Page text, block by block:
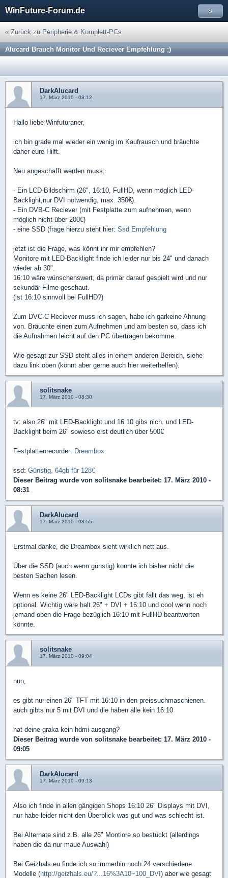
WinFuture-Forum.de »
« Zurück zu Peripherie & Komplett-PCs
Alucard Brauch Monitor Und Reciever Empfehlung ;)
DarkAlucard
17. März 2010 - 08:12
Hallo liebe Winfuturaner,
ich bin grade mal wieder ein wenig im Kaufrausch und bräuchte
daher eure Hilft.
Neu angeschafft werden muss:
- Ein LCD-Bildschirm (26", 16:10, FullHD, wenn möglich LED-
Backlight,nur DVI notwendig, max. 350€).
- Ein DVB-C Reciever (mit Festplatte zum aufnehmen, wenn
möglich nicht über 200€)
- eine SSD (frage hierzu steht hier: Ssd Empfehlung
jetzt ist die Frage, was könnt ihr mir empfehlen?
Monitore mit LED-Backlight finde ich leider nur bis 24" und danach
wieder ab 30".
16:10 wäre wünschenswert, da primär darauf gespielt wird und nur
sekundär Filme geschaut.
(ist 16:10 sinnvoll bei FullHD?)
Zum DVC-C Reciever muss ich sagen, habe ich garkeine Ahnung
von. Bräuchte einen zum Aufnehmen und am besten so, dass ich
die Aufnahmen leicht auf den PC übertragen bekomme.
Wie gesagt zur SSD steht alles in einem anderen Bereich, siehe
dazu link oben (könnt aber gerne auch hier weiterhelfen).
solitsnake
17. März 2010 - 08:30
tv: also 26" mit LED-Backlight und 16:10 gibs nich. und LED-
Backlight beim 26" sowieso erst deutlich über 500€
Festplattenrecorder: Dreambox
ssd: Günstig, 64gb für 128€
Dieser Beitrag wurde von solitsnake bearbeitet: 17. März 2010 -
08:31
DarkAlucard
17. März 2010 - 08:55
Erstmal danke, die Dreambox sieht wirklich nett aus.
Über die SSD (auch wenn günstig) konnte ich bisher nicht die
besten Sachen lesen.
Wenn es keine 26" LED-Backlight LCDs gibt fällt das weg, ist eh
optional. Wichtig wäre halt 26" + DVI + 16:10 und cool wenn noch
jemand oben die Frage bezüglich 16:10 mit FullHD beantworten
könnte.
solitsnake
17. März 2010 - 09:04
nun,
es gibt nur einen 26" TFT mit 16:10 in den preissuchmaschienen.
auch gibts nur 5 mit DVI und die haben alle kein 16:10
hat deine graka kein hdmi ausgang?
Dieser Beitrag wurde von solitsnake bearbeitet: 17. März 2010 -
09:05
DarkAlucard
17. März 2010 - 09:13
Also ich finde in allen gängigen Shops 16:10 26" Displays mit DVI,
nur habe leider nicht den Überblick was gut und was schlecht ist.
Bei Alternate sind z.B. alle 26" Montiore so bestückt (allerdings
haben die da nur maue Auswahl)
Bei Geizhals.eu finde ich so immerhin noch 24 verschiedene
Modelle (http://geizhals.eu/?...16%3A10~100_DVI ) aber wie gesagt